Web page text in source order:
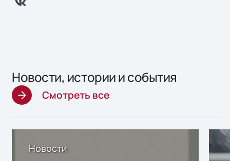
Новости, истории и события
Смотреть все
Новости